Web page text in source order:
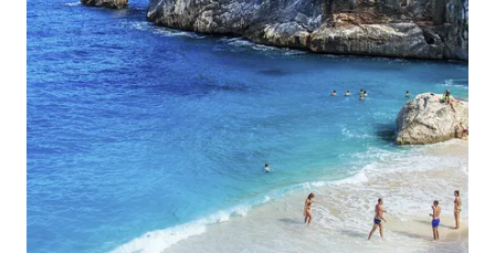
Trova l'ufficio più vicino
Chi siamo
La nostra organizzazione
Carriera
Lavora con noi